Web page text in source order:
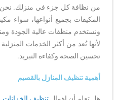
من نظافة كل جزء في منزلك.
المكيفات بجميع أنواعها، سواء
ونستخدم منظفات عالية الجودة
لأنها تُعد من أكثر الخدمات
تحسين الصحة وكفاءة التبريد.
أهمية تنظيف المنازل بالقصيم